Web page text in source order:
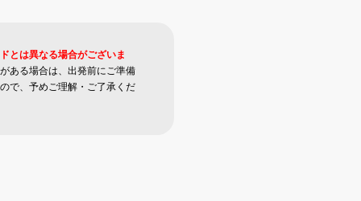
とは異なる場合がございま
ある場合は、出発前にご準備
で、予めご理解・ご了承くだ